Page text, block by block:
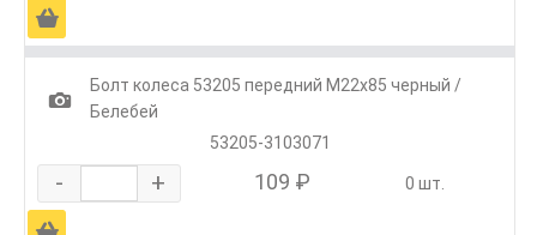
Ä
1
Болт колеса 53205 передний М22х85 черный /
Белебей
53205-3103071
- + 109 ₽ 0 шт.